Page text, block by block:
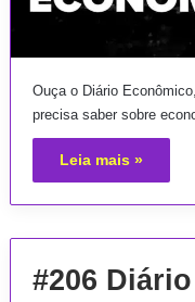
Ouça o Diário
precisa saber sobre
Leia mais »
#206